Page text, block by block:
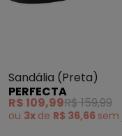
Sandália (Preta)
PERFECTA
R$ 109,99R$ 159,99
ou 3x de R$ 36,66 sem